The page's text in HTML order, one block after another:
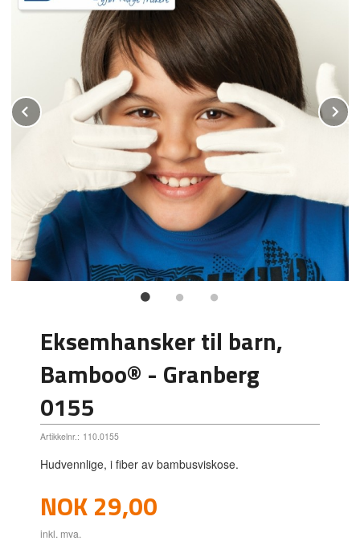
Prev
Eksemhansker til barn,
Bamboo® - Granberg
0155
Artikkelnr.: 110.0155
Hudvennlige, i fiber av bambusviskose.
Pris
NOK29,00
inkl. mva.